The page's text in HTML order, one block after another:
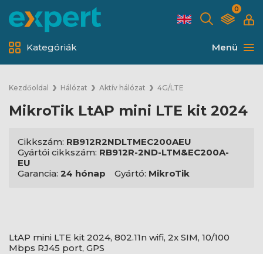
0
Menü
Kategóriák
Kezdőoldal Hálózat Aktív hálózat 4G/LTE
MikroTik LtAP mini LTE kit 2024
Cikkszám: RB912R2NDLTMEC200AEU
Gyártói cikkszám: RB912R-2ND-LTM&EC200A-
EU
Garancia: 24 hónap Gyártó: MikroTik
LtAP mini LTE kit 2024, 802.11n wifi, 2x SIM, 10/100
Mbps RJ45 port, GPS